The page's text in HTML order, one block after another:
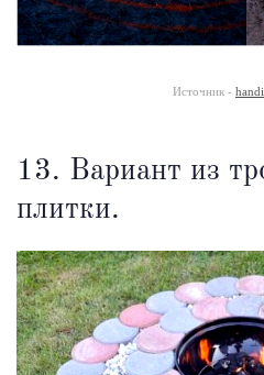
Источник -
13. Вариант из
плитки.